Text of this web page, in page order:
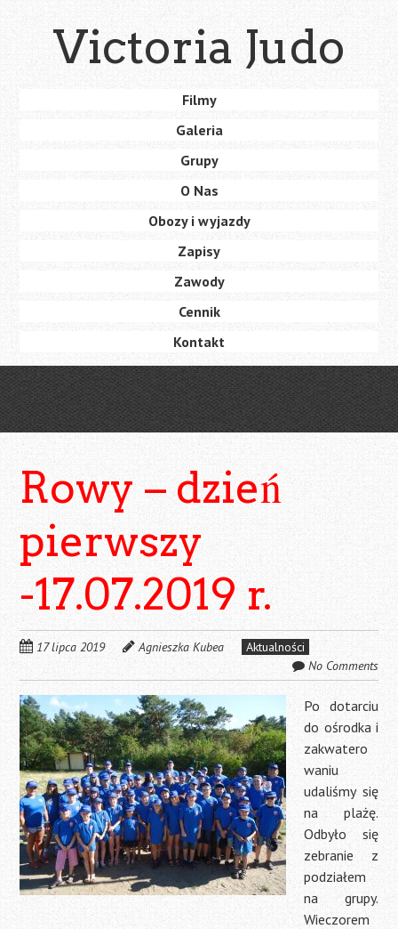
content
Victoria Judo
content
Filmy
Galeria
Grupy
O Nas
Obozy i wyjazdy
Zapisy
Zawody
Cennik
Kontakt
Rowy – dzień
pierwszy
-17.07.2019 r.
17 lipca 2019 Agnieszka Kubea
Aktualności
No Comments
Po dotarciu
do ośrodka i
zakwatero
waniu
udaliśmy się
na plażę.
Odbyło się
zebranie z
podziałem
na grupy.
Wieczorem